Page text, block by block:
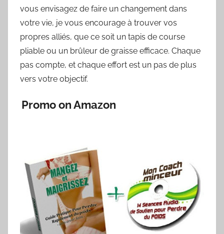
vous envisagez de faire un changement dans
votre vie, je vous encourage à trouver vos
propres alliés, que ce soit un tapis de course
pliable ou un brûleur de graisse efficace. Chaque
pas compte, et chaque effort est un pas de plus
vers votre objectif.
Promo on Amazon